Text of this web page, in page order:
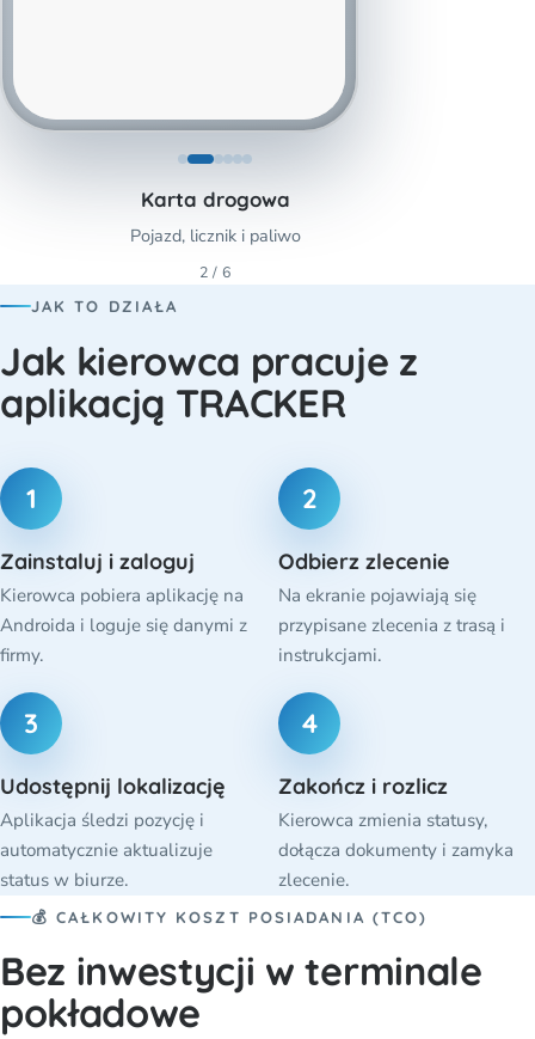
Karta drogowa
Pojazd, licznik i paliwo
2 / 6
JAK TO DZIAŁA
Jak kierowca pracuje z
aplikacją TRACKER
1
Zainstaluj i zaloguj
Kierowca pobiera aplikację na
Androida i loguje się danymi z
firmy.
2
Odbierz zlecenie
Na ekranie pojawiają się
przypisane zlecenia z trasą i
instrukcjami.
3
Udostępnij lokalizację
Aplikacja śledzi pozycję i
automatycznie aktualizuje
status w biurze.
4
Zakończ i rozlicz
Kierowca zmienia statusy,
dołącza dokumenty i zamyka
zlecenie.
💰 CAŁKOWITY KOSZT POSIADANIA (TCO)
Bez inwestycji w terminale
pokładowe